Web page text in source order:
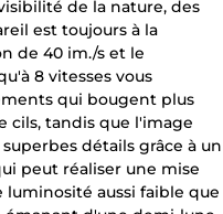
de la nature, des
est toujours à la
de 40 im./s et le
8 vitesses vous
qui bougent plus
tandis que l'image
détails grâce à un
peut réaliser une mise
aussi faible que